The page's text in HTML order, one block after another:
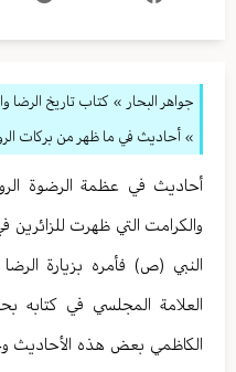
جواهر البحار » كتاب تاريخ الرضا
» أحاديث في ما ظهر من بركات
أحاديث في عظمة الرضوة
والكرامت التي ظهرت
النبي (ص) فأمره بزيارة
العلامة المجلسي في كتابه
الكاظمي بعض هذه الأحاديث